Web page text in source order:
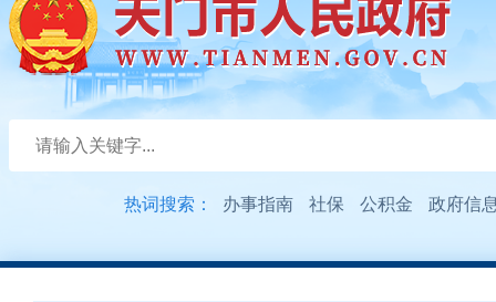
热词搜索： 办事指南 社保 公积金 政府信